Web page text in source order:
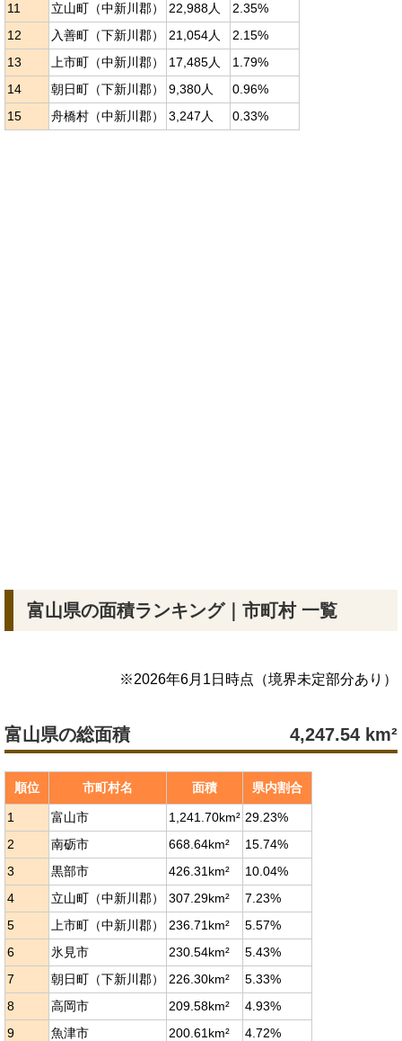
11
立山町（中新川郡） 22,988人
2.35%
12
入善町（下新川郡） 21,054人
2.15%
13
上市町（中新川郡） 17,485人
1.79%
14
朝日町（下新川郡） 9,380人
0.96%
15
舟橋村（中新川郡） 3,247人 0.33%
富山県の面積ランキング｜市町村 一覧
※2026年6月1日 時点（境界未定部分あり）
富山県の総面積 4,247.54 km²
順位 市町村名 面積 県内割合
1 富山市 1,241.70km² 29.23%
2
南砺市 668.64km²
15.74%
3
黒部市 426.31km²
10.04%
4
立山町（中新川郡） 307.29km²
7.23%
5
上市町（中新川郡） 236.71km²
5.57%
6
氷見市 230.54km²
5.43%
7
朝日町（下新川郡） 226.30km²
5.33%
8
高岡市 209.58km²
4.93%
9
魚津市 200.61km² 4.72%